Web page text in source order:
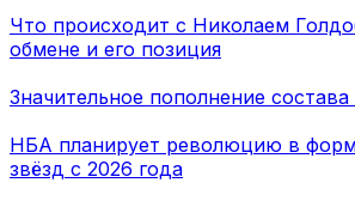
Что происходит с Николаем
обмене и его позиция
Значительное пополнение
НБА планирует революцию в
звёзд с 2026 года